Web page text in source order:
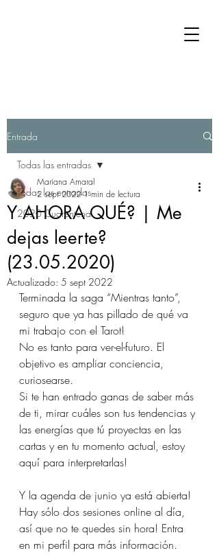
Entrada
Todas las entradas
2020 Cuarentena
Todas las entradas
Y AHORA QUÉ? | Me
dejas leerte?
(23.05.2020)
Mariana Amaral
2 sept 2022 1 min de lectura
Actualizado: 5 sept 2022
Terminada la saga “Mientras tanto”,
seguro que ya has pillado de qué va
mi trabajo con el Tarot!
No es tanto para ver-el-futuro. El
objetivo es ampliar conciencia,
curiosearse.
Si te han entrado ganas de saber más
de ti, mirar cuáles son tus tendencias y
las energías que tú proyectas en las
cartas y en tu momento actual, estoy
aquí para interpretarlas!
Y la agenda de junio ya está abierta!
Hay sólo dos sesiones online al día,
así que no te quedes sin hora! Entra
en mi perfil para más información.